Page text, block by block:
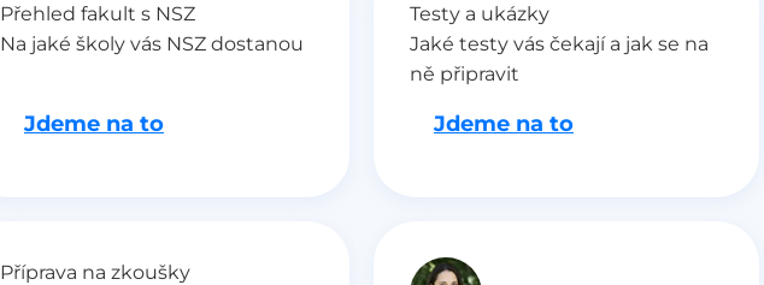
Přehled fakult s NSZ
Na jaké školy vás NSZ dostanou
Jdeme na to
Testy a ukázky
Jaké testy vás čekají a jak se na
ně připravit
Jdeme na to
Příprava na zkoušky